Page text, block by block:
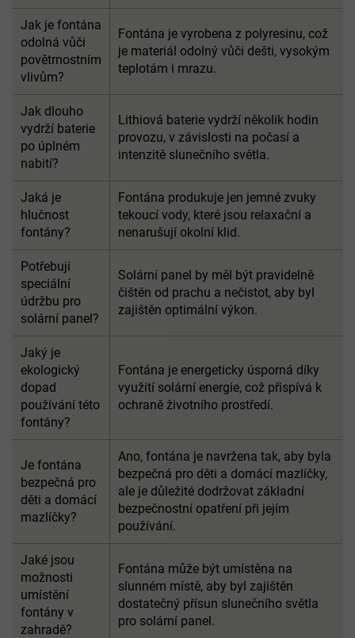
Jak je fontána
odolná vůči
povětrnostním
vlivům?
Fontána je vyrobena z polyresinu, což
je materiál odolný vůči dešti, vysokým
teplotám i mrazu.
Jak dlouho
vydrží baterie
po úplném
nabití?
Lithiová baterie vydrží několik hodin
provozu, v závislosti na počasí a
intenzitě slunečního světla.
Jaká je
hlučnost
fontány?
Fontána produkuje jen jemné zvuky
tekoucí vody, které jsou relaxační a
nenarušují okolní klid.
Potřebuji
speciální
údržbu pro
solární panel?
Solární panel by měl být pravidelně
čištěn od prachu a nečistot, aby byl
zajištěn optimální výkon.
Jaký je
ekologický
dopad
používání této
fontány?
Fontána je energeticky úsporná díky
využití solární energie, což přispívá k
ochraně životního prostředí.
Je fontána
bezpečná pro
děti a domácí
mazlíčky?
Ano, fontána je navržena tak, aby byla
bezpečná pro děti a domácí mazlíčky,
ale je důležité dodržovat základní
bezpečnostní opatření při jejím
používání.
Jaké jsou
možnosti
umístění
fontány v
zahradě?
Fontána může být umístěna na
slunném místě, aby byl zajištěn
dostatečný přísun slunečního světla
pro solární panel.